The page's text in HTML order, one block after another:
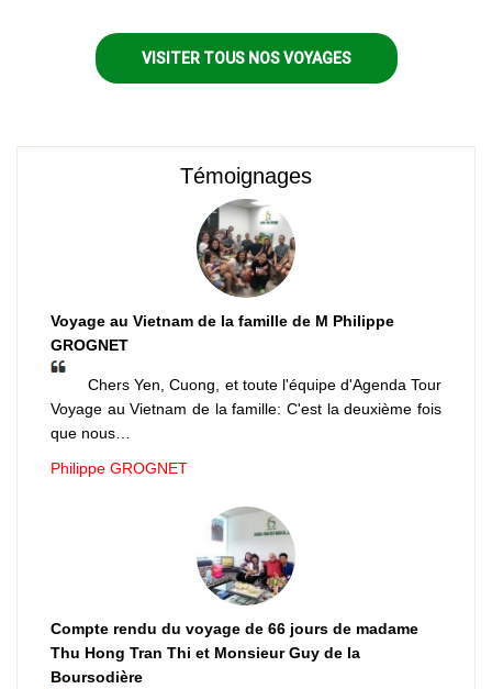
VISITER TOUS NOS VOYAGES
Témoignages
Voyage au Vietnam de la famille de M Philippe
GROGNET
Chers Yen, Cuong, et toute l'équipe d'Agenda Tour
Voyage au Vietnam de la famille: C'est la deuxième fois
que nous…
Philippe GROGNET
Compte rendu du voyage de 66 jours de madame
Thu Hong Tran Thi et Monsieur Guy de la
Boursodière